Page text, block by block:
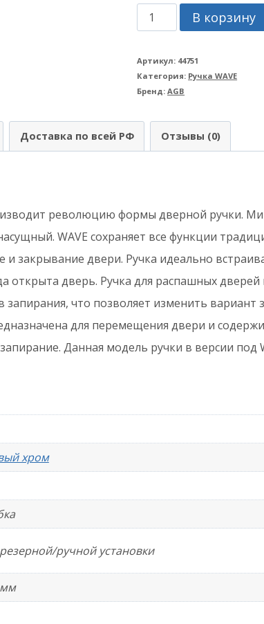
Количество
товара
Ручка
AGB
WAVE
для
распашных
дверей-
Матовый
хром
В корзину
Артикул: 44751
Категория: Ручка WAVE
Бренд:AGB
Доставка по всей РФ Отзывы (0)
революцию формы дверной ручки.
WAVE сохраняет все функции
закрывание двери. Ручка идеально
открыта дверь. Ручка для распашных
запирания, что позволяет изменить вариант
для перемещения двери и
Данная модель ручки в версии под
хром
ручной установки